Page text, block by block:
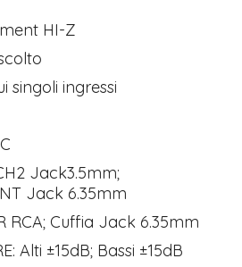
HI-Z
singoli ingressi
Jack3.5mm;
Jack 6.35mm
RCA; Cuffia Jack 6.35mm
Alti ±15dB; Bassi ±15dB